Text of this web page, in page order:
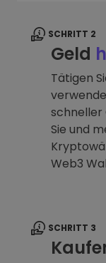
SCHRITT 2
Geld
Tätigen
schneller
Sie und
Web3
SCHRITT 3